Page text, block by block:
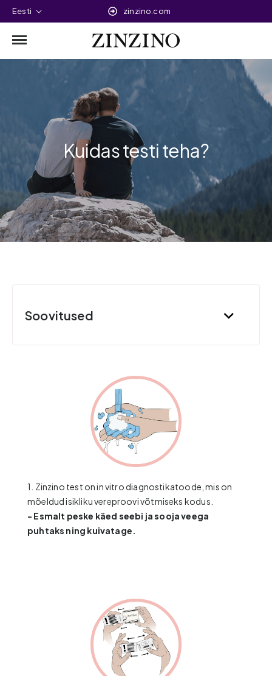
Eesti zinzino.com
Kuidas testi teha?
Soovitused
1. Zinzino test on in vitro diagnostikatoode, mis on
mõeldud isikliku vereproovi võtmiseks kodus.
- Esmalt peske käed seebi ja sooja veega
puhtaks ning kuivatage.